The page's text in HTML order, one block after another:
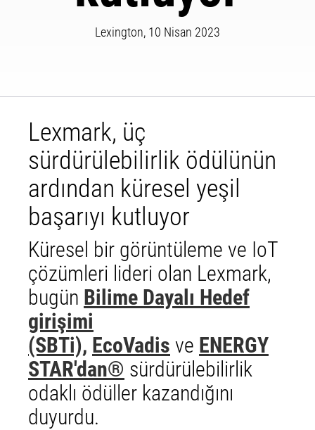
Lexington, 10 Nisan 2023
Lexmark, üç
sürdürülebilirlik ödülünün
ardından küresel yeşil
başarıyı kutluyor
Küresel bir görüntüleme ve IoT
çözümleri lideri olan Lexmark,
bugün Bilime Dayalı Hedef
girişimi
(SBTi), EcoVadis ve ENERGY
STAR'dan® sürdürülebilirlik
odaklı ödüller kazandığını
duyurdu.